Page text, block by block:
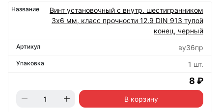
Винт установочный с внутр. шестигранником
3х6 мм, класс прочности 12.9 DIN 913 тупой
конец, черный
ву36пр
1 шт.
8 ₽
В корзину